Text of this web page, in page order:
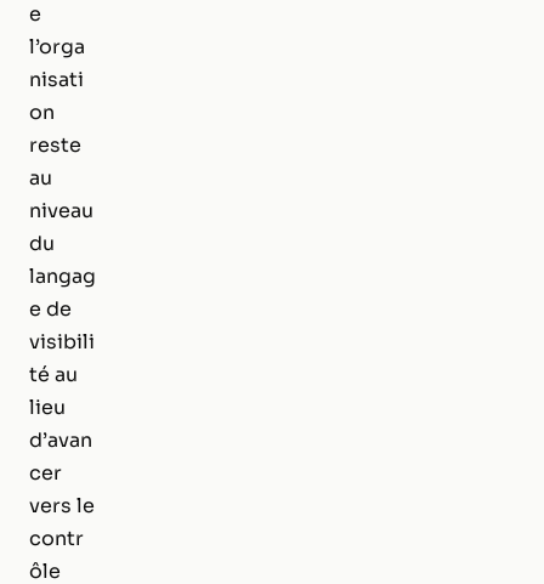
e
l’orga
nisati
on
reste
au
niveau
du
langag
e de
visibili
té au
lieu
d’avan
cer
vers le
contr
ôle